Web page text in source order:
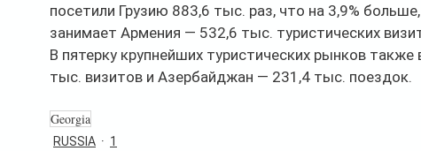
посетили Грузию 883,6 тыс. раз, что на 3,9%
занимает Армения — 532,6 тыс. туристических
В пятерку крупнейших туристических рынков
тыс. визитов и Азербайджан — 231,4 тыс. поездок.
Georgia
RUSSIA 1